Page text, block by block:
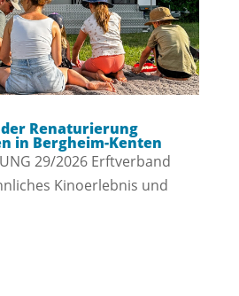
Renaturierung
in Bergheim-Kenten
29/2026 Erftverband
Kinoerlebnis und